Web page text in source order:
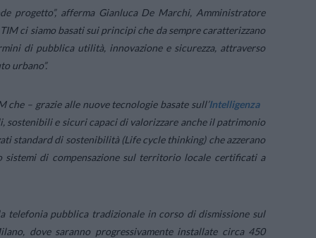
progetto”, afferma Gianluca De Marchi, Amministratore
ci siamo basati sui principi che da sempre caratterizzano
di pubblica utilità, innovazione e sicurezza, attraverso
urbano”.
che – grazie alle nuove tecnologie basate sull’Intelligenza
sostenibili e sicuri capaci di valorizzare anche il patrimonio
standard di sostenibilità (Life cycle thinking) che azzerano
di compensazione sul territorio locale certificati a
pubblica tradizionale in corso di dismissione sul
dove saranno progressivamente installate circa 450